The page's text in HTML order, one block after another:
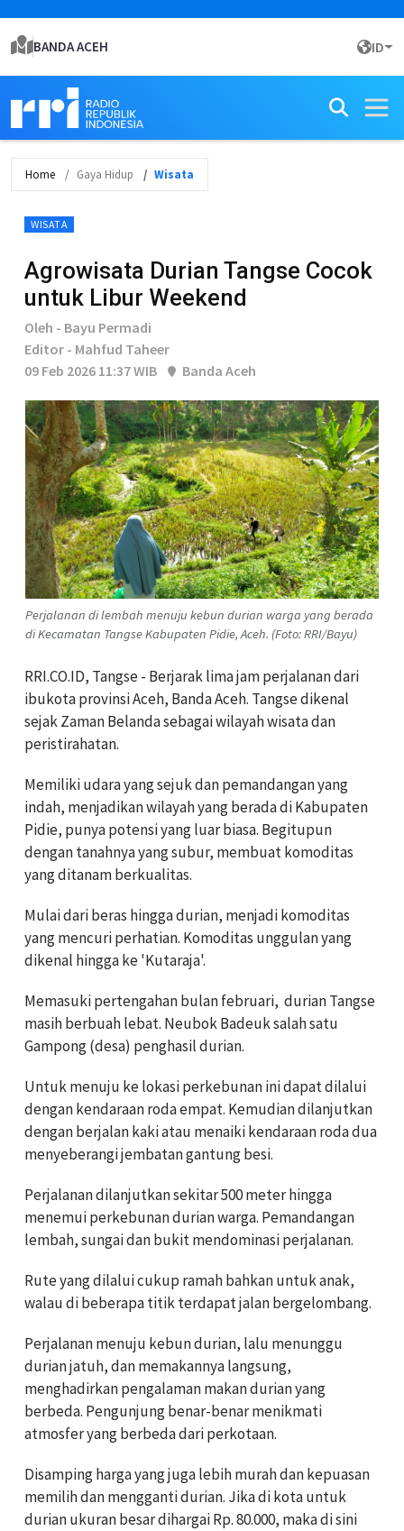
BANDA ACEH ID
Home Gaya Hidup Wisata
WISATA
Agrowisata Durian Tangse Cocok
untuk Libur Weekend
Oleh - Bayu Permadi
Editor - Mahfud Taheer
09 Feb 2026 11:37 WIB
Banda Aceh
Perjalanan di lembah menuju kebun durian warga yang berada
di Kecamatan Tangse Kabupaten Pidie, Aceh. (Foto: RRI/Bayu)
RRI.CO.ID, Tangse - Berjarak lima jam perjalanan dari
ibukota provinsi Aceh, Banda Aceh. Tangse dikenal
sejak Zaman Belanda sebagai wilayah wisata dan
peristirahatan.
Memiliki udara yang sejuk dan pemandangan yang
indah, menjadikan wilayah yang berada di Kabupaten
Pidie, punya potensi yang luar biasa. Begitupun
dengan tanahnya yang subur, membuat komoditas
yang ditanam berkualitas.
Mulai dari beras hingga durian, menjadi komoditas
yang mencuri perhatian. Komoditas unggulan yang
dikenal hingga ke 'Kutaraja'.
Memasuki pertengahan bulan februari, durian Tangse
masih berbuah lebat. Neubok Badeuk salah satu
Gampong (desa) penghasil durian.
Untuk menuju ke lokasi perkebunan ini dapat dilalui
dengan kendaraan roda empat. Kemudian dilanjutkan
dengan berjalan kaki atau menaiki kendaraan roda dua
menyeberangi jembatan gantung besi.
Perjalanan dilanjutkan sekitar 500 meter hingga
menemui perkebunan durian warga. Pemandangan
lembah, sungai dan bukit mendominasi perjalanan.
Rute yang dilalui cukup ramah bahkan untuk anak,
walau di beberapa titik terdapat jalan bergelombang.
Perjalanan menuju kebun durian, lalu menunggu
durian jatuh, dan memakannya langsung,
menghadirkan pengalaman makan durian yang
berbeda. Pengunjung benar-benar menikmati
atmosfer yang berbeda dari perkotaan.
Disamping harga yang juga lebih murah dan kepuasan
memilih dan mengganti durian. Jika di kota untuk
durian ukuran besar dihargai Rp. 80.000, maka di sini